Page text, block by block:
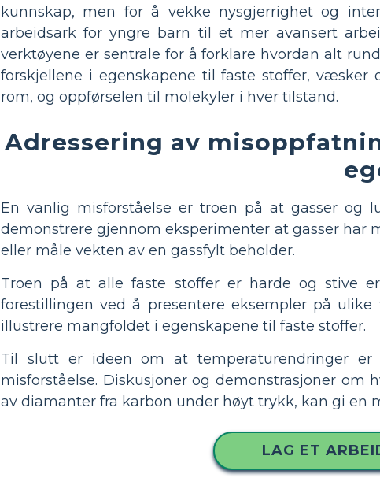
kunnskap, men for å vekke nysgjerrighet og
arbeidsark for yngre barn til et mer avansert
verktøyene er sentrale for å forklare hvordan alt
forskjellene i egenskapene til faste stoffer, væsker
rom, og oppførselen til molekyler i hver tilstand.
Adressering av
En vanlig misforståelse er troen på at gasser
demonstrere gjennom eksperimenter at gasser har
eller måle vekten av en gassfylt beholder.
Troen på at alle faste stoffer er harde og stive
forestillingen ved å presentere eksempler på
illustrere mangfoldet i egenskapene til faste stoffer.
Til slutt er ideen om at temperaturendringer
misforståelse. Diskusjoner og demonstrasjoner om
av diamanter fra karbon under høyt trykk, kan gi en
LAG ET